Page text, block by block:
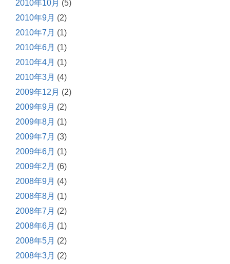
2010年10月 (5)
2010年9月 (2)
2010年7月 (1)
2010年6月 (1)
2010年4月 (1)
2010年3月 (4)
2009年12月 (2)
2009年9月 (2)
2009年8月 (1)
2009年7月 (3)
2009年6月 (1)
2009年2月 (6)
2008年9月 (4)
2008年8月 (1)
2008年7月 (2)
2008年6月 (1)
2008年5月 (2)
2008年3月 (2)